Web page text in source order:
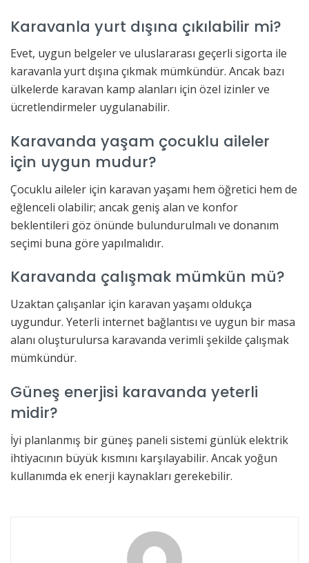
Karavanla yurt dışına çıkılabilir mi?
Evet, uygun belgeler ve uluslararası geçerli sigorta ile
karavanla yurt dışına çıkmak mümkündür. Ancak bazı
ülkelerde karavan kamp alanları için özel izinler ve
ücretlendirmeler uygulanabilir.
Karavanda yaşam çocuklu aileler
için uygun mudur?
Çocuklu aileler için karavan yaşamı hem öğretici hem de
eğlenceli olabilir; ancak geniş alan ve konfor
beklentileri göz önünde bulundurulmalı ve donanım
seçimi buna göre yapılmalıdır.
Karavanda çalışmak mümkün mü?
Uzaktan çalışanlar için karavan yaşamı oldukça
uygundur. Yeterli internet bağlantısı ve uygun bir masa
alanı oluşturulursa karavanda verimli şekilde çalışmak
mümkündür.
Güneş enerjisi karavanda yeterli
midir?
İyi planlanmış bir güneş paneli sistemi günlük elektrik
ihtiyacının büyük kısmını karşılayabilir. Ancak yoğun
kullanımda ek enerji kaynakları gerekebilir.